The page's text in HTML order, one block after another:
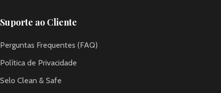
Suporte ao Cliente
Perguntas Frequentes (FAQ)
Política de Privacidade
Selo Clean & Safe